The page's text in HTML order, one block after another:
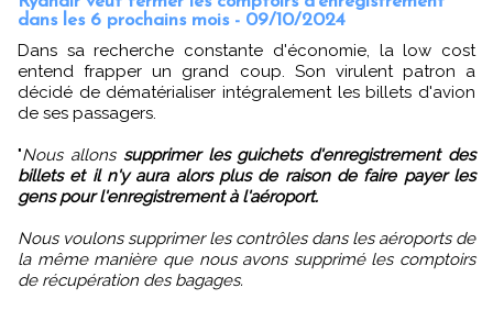
dans les 6 prochains mois - 09/10/2024
Dans sa recherche constante d'économie, la low cost
entend frapper un grand coup. Son virulent patron a
décidé de dématérialiser intégralement les billets d'avion
de ses passagers.
"Nous allons supprimer les guichets d'enregistrement des
billets et il n'y aura alors plus de raison de faire payer les
gens pour l'enregistrement à l'aéroport.
Nous voulons supprimer les contrôles dans les aéroports de
la même manière que nous avons supprimé les comptoirs
de récupération des bagages.